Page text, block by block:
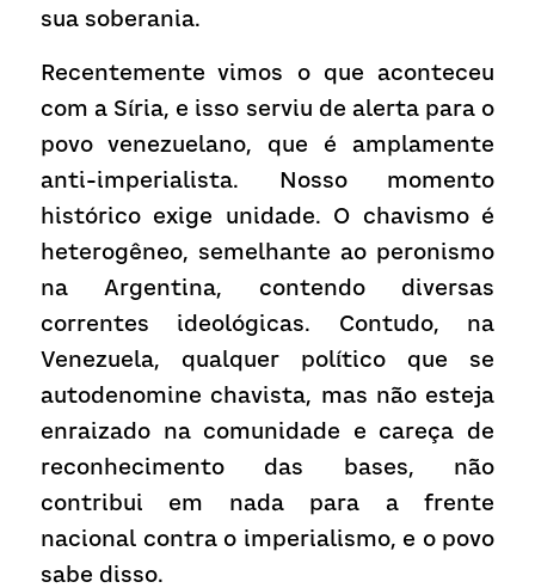
sua soberania.
Recentemente vimos o que aconteceu
com a Síria, e isso serviu de alerta para o
povo venezuelano, que é amplamente
anti-imperialista. Nosso momento
histórico exige unidade. O chavismo é
heterogêneo, semelhante ao peronismo
na Argentina, contendo diversas
correntes ideológicas. Contudo, na
Venezuela, qualquer político que se
autodenomine chavista, mas não esteja
enraizado na comunidade e careça de
reconhecimento das bases, não
contribui em nada para a frente
nacional contra o imperialismo, e o povo
sabe disso.